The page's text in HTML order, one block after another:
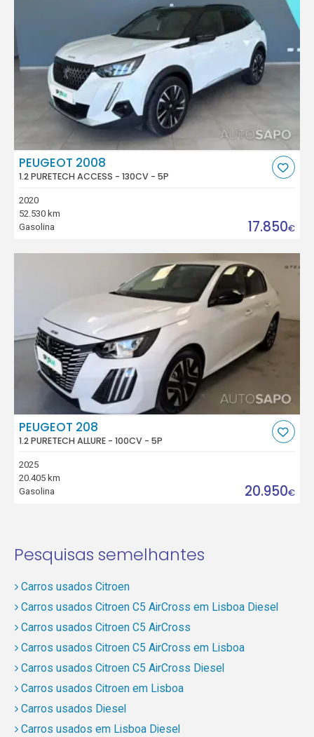
PEUGEOT 2008
1.2 PURETECH ACCESS - 130CV - 5P
2020
52.530 km
Gasolina
17.850€
PEUGEOT 208
1.2 PURETECH ALLURE - 100CV - 5P
2025
20.405 km
Gasolina
20.950€
Pesquisas semelhantes
Carros usados Citroen
Carros usados Citroen C5 AirCross em Lisboa Diesel
Carros usados Citroen C5 AirCross
Carros usados Citroen C5 AirCross em Lisboa
Carros usados Citroen C5 AirCross Diesel
Carros usados Citroen em Lisboa
Carros usados Diesel
Carros usados em Lisboa Diesel